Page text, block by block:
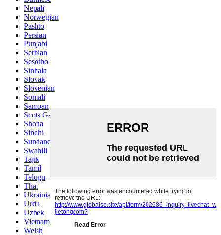
Nepali
Norwegian
Pashto
Persian
Punjabi
Serbian
Sesotho
Sinhala
Slovak
Slovenian
Somali
Samoan
Scots Gaelic
Shona
Sindhi
Sundanese
Swahili
Tajik
Tamil
Telugu
Thai
Ukrainian
Urdu
Uzbek
Vietnamese
Welsh